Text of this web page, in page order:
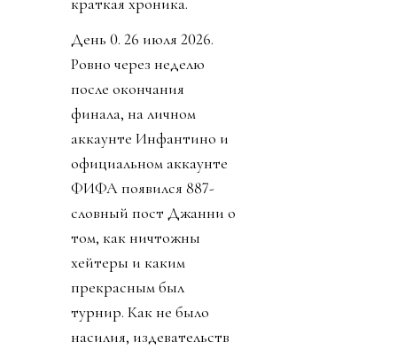
День 0. 26 июля 2026.
Ровно через неделю
после окончания
финала, на личном
аккаунте Инфантино и
официальном аккаунте
ФИФА появился 887-
словный пост Джанни о
том, как ничтожны
хейтеры и каким
прекрасным был
турнир. Как не было
насилия, издевательств